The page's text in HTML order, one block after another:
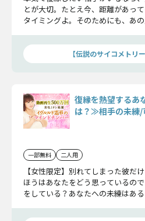
とが大切。たとえ今、距離があっ
タイミングよ。そのためにも、あ
ょう。
【伝説のサイコメトリ
復縁を熱望するあ
は？≫相手の未練/
一部無料 二人用
【女性限定】別れてしまった彼
ほうはあなたをどう思っているの
をしている？あなたへの未練はあ